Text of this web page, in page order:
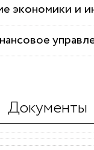
экономики и
Документы